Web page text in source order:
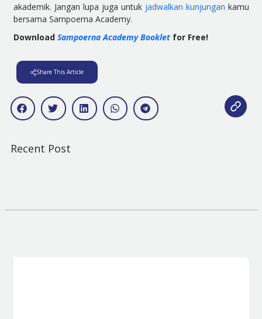
akademik. Jangan lupa juga untuk jadwalkan kunjungan kamu
bersama Sampoerna Academy.
Download Sampoerna Academy Bookletfor Free!
Share This Article
Recent Post